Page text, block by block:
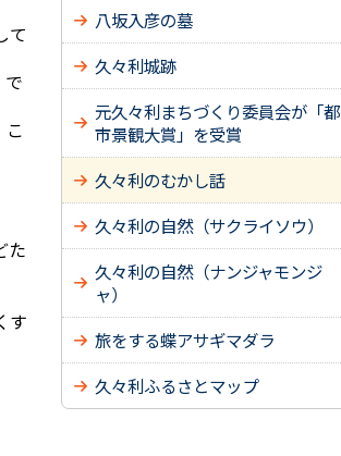
て
こ
た
す
八坂入彦の墓
久々利城跡
元久々利まちづくり委員会が「都
市景観大賞」を受賞
久々利のむかし話
久々利の自然（サクライソウ）
久々利の自然（ナンジャモンジ
ャ）
旅をする蝶アサギマダラ
久々利ふるさとマップ